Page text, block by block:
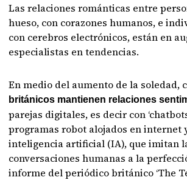
Las relaciones románticas entre
hueso, con corazones humanos, e
con cerebros electrónicos, están en
especialistas en tendencias.
En medio del aumento de la soledad,
británicos mantienen relaciones
parejas digitales, es decir con
programas robot alojados en internet
inteligencia artificial (IA), que imitan
conversaciones humanas a la
informe del periódico británico ‘The